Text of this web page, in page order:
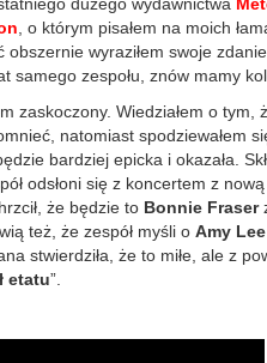
, o którym pisałem na moich
obszernie wyraziłem swoje
samego zespołu, znów mamy
zaskoczony. Wiedziałem o tym,
natomiast spodziewałem
bardziej epicka i okazała.
odsłoni się z koncertem z
że będzie to Bonnie Fraser
też, że zespół myśli o Amy Lee
stwierdziła, że to miłe, ale z
etatu”.